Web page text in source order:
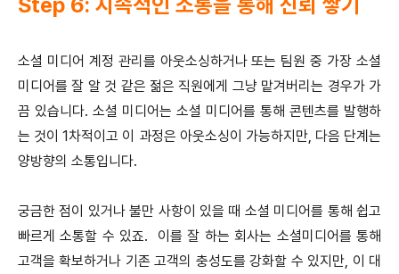
Step 6: 지속적인 소통을 통해 신뢰 쌓기
소셜 미디어 계정 관리를 아웃소싱하거나 또는 팀원 중 가장 소셜
미디어를 잘 알 것 같은 젊은 직원에게 그냥 맡겨버리는 경우가 가
끔 있습니다. 소셜 미디어는 소셜 미디어를 통해 콘텐츠를 발행하
는 것이 1차적이고 이 과정은 아웃소싱이 가능하지만, 다음 단계는
양방향의 소통입니다.
궁금한 점이 있거나 불만 사항이 있을 때 소셜 미디어를 통해 쉽고
빠르게 소통할 수 있죠. 이를 잘 하는 회사는 소셜미디어를 통해
고객을 확보하거나 기존 고객의 충성도를 강화할 수 있지만, 이 대